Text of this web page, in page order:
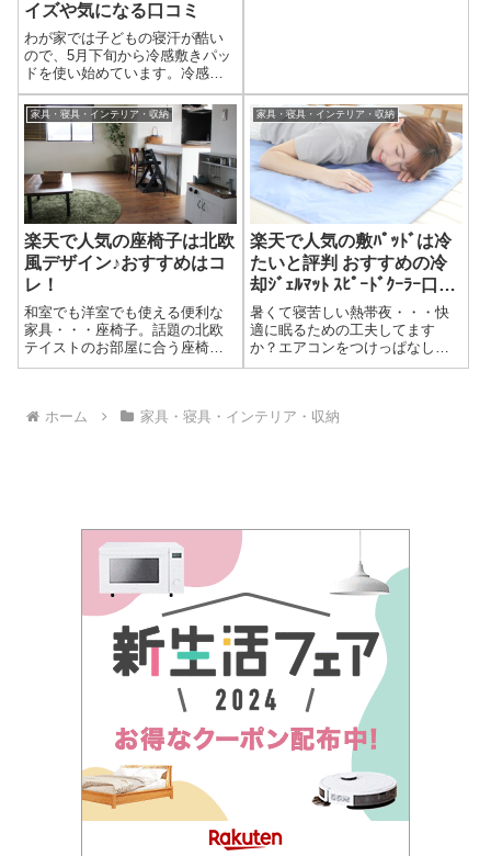
イズや気になる口コミ
わが家では子どもの寝汗が酷い
ので、5月下旬から冷感敷きパッ
ドを使い始めています。冷感敷
きパッドって、触れた瞬間のひ
んやり感がいいですよね～どの
冷感敷きパッドを買おうか迷っ
たとき、あちこちの店頭でいろ
んなのを触って試してみたんで
すよ（笑）だっ...
家具・寝具・インテリア・収納
楽天で人気の座椅子は北欧
風デザイン♪おすすめはコ
レ！
和室でも洋室でも使える便利な
家具・・・座椅子。話題の北欧
テイストのお部屋に合う座椅子
はある？北欧インテリアの基本
なのは、カーテン・ラグ・クッ
家具・寝具・インテリア・収納
楽天で人気の敷ﾊﾟｯﾄﾞは冷
たいと評判 おすすめの冷
却ｼﾞｪﾙﾏｯﾄ ｽﾋﾟｰﾄﾞｸｰﾗｰ口ｺﾐ
やお手入れ
暑くて寝苦しい熱帯夜・・・快
適に眠るための工夫してます
か？エアコンをつけっぱなしで
寝るのは、翌日の体調に影響す
と、暑くて眠れない・・・そん
ホーム 家具・寝具・インテリア・収納